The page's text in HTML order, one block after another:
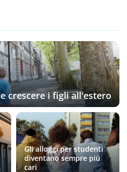
crescere i figli all'estero
Gli alloggi per studenti
diventano sempre più
cari